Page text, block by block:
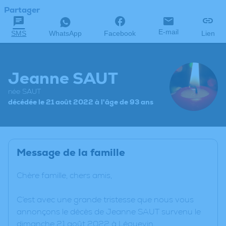
Partager
SMS WhatsApp Facebook E-mail Lien
Jeanne SAUT
née SAUT
décédée le 21 août 2022 à l'âge de 93 ans
Message de la famille
Chère famille, chers amis,
C’est avec une grande tristesse que nous vous
annonçons le décès de Jeanne SAUT survenu le
dimanche 21 août 2022 à Léguevin.